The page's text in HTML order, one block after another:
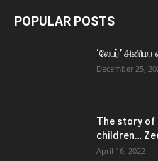
POPULAR POSTS
‘லேபர்’
December 25,
The story of
children…
April 16, 2022